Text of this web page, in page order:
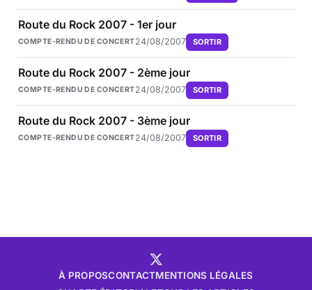
Route du Rock 2007 - 1er jour
COMPTE-RENDU DE CONCERT24/08/2007 SORTIR
Route du Rock 2007 - 2ème jour
COMPTE-RENDU DE CONCERT24/08/2007 SORTIR
Route du Rock 2007 - 3ème jour
COMPTE-RENDU DE CONCERT24/08/2007 SORTIR
À PROPOSCONTACTMENTIONS LÉGALES